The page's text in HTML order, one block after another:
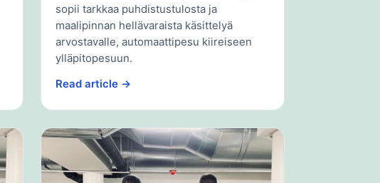
sopii tarkkaa puhdistustulosta ja
maalipinnan hellävaraista käsittelyä
arvostavalle, automaattipesu kiireiseen
ylläpitopesuun.
Read article →